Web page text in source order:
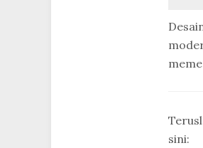
sini: